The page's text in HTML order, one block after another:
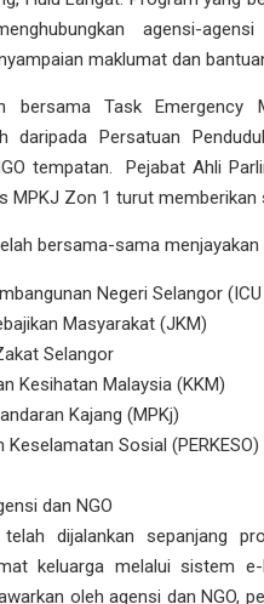
agensi-
maklumat dan
bersama Task Emergency
daripada Persatuan
tempatan. Pejabat Ahli
MPKJ Zon 1 turut
bersama-sama
Negeri Selangor
Masyarakat (JKM)
Selangor
Kesihatan Malaysia (KKM)
Kajang (MPKj)
Keselamatan Sosial (PERKESO)
dan NGO
dijalankan sepanjang
keluarga melalui sistem
oleh agensi dan NGO,